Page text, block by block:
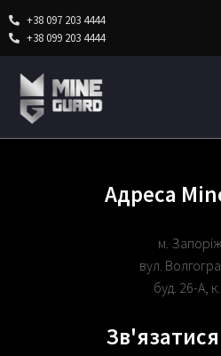
Перейти
вмісту
+38 097 203 4444
+38 099 203 4444
Адреса
м.
вул.
буд. 26-А,